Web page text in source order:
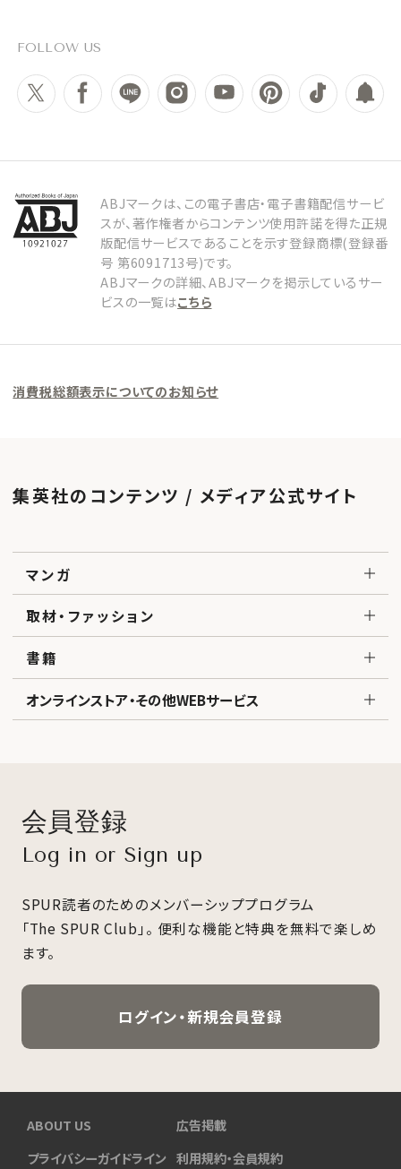
FOLLOW US
ABJマークは、この電子書店・電子書籍配信サービ
スが、著作権者からコンテンツ使用許諾を得た正規
版配信サービスであることを示す登録商標(登録番
号 第6091713号)です。
ABJマークの詳細、ABJマークを掲示しているサー
ビスの一覧はこちら
消費税総額表示についてのお知らせ
集英社のコンテンツ / メディア公式サイト
マンガ
取材・ファッション
書籍
オンラインストア・その他WEBサービス
会員登録
Log in or Sign up
SPUR読者のためのメンバーシッププログラム
「The SPUR Club」。 便利な機能と特典を無料で楽しめ
ます。
ログイン・新規会員登録
ABOUT US
広告掲載
プライバシーガイドライン 利用規約・会員規約